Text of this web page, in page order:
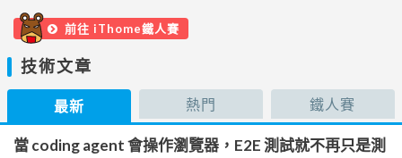
前往 iThome鐵人賽
技術文章
最新 熱門 鐵人賽
當 coding agent 會操作瀏覽器，E2E 測試就不再只是測